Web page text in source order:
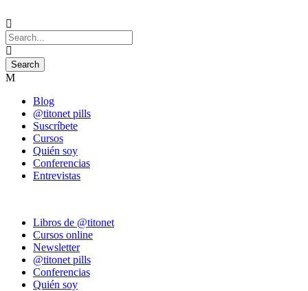
Blog
@titonet pills
Suscríbete
Cursos
Quién soy
Conferencias
Entrevistas
Libros de @titonet
Cursos online
Newsletter
@titonet pills
Conferencias
Quién soy